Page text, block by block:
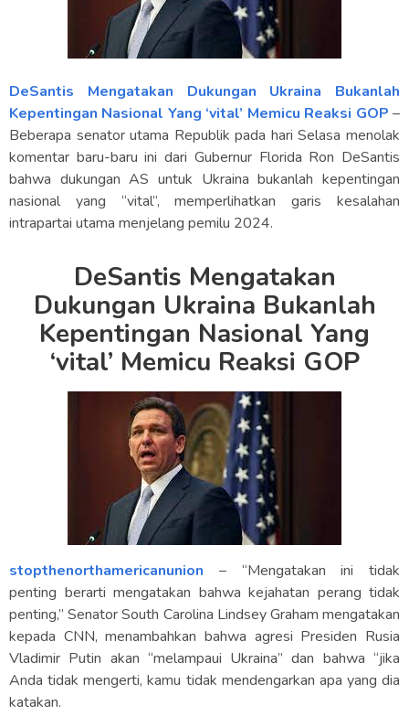
DeSantis Mengatakan Dukungan Ukraina Bukanlah
Kepentingan Nasional Yang ‘vital’ Memicu Reaksi GOP –
Beberapa senator utama Republik pada hari Selasa menolak
komentar baru-baru ini dari Gubernur Florida Ron DeSantis
bahwa dukungan AS untuk Ukraina bukanlah kepentingan
nasional yang “vital”, memperlihatkan garis kesalahan
intrapartai utama menjelang pemilu 2024.
DeSantis Mengatakan
Dukungan Ukraina Bukanlah
Kepentingan Nasional Yang
‘vital’ Memicu Reaksi GOP
stopthenorthamericanunion – “Mengatakan ini tidak
penting berarti mengatakan bahwa kejahatan perang tidak
penting,” Senator South Carolina Lindsey Graham mengatakan
kepada CNN, menambahkan bahwa agresi Presiden Rusia
Vladimir Putin akan “melampaui Ukraina” dan bahwa “jika
Anda tidak mengerti, kamu tidak mendengarkan apa yang dia
katakan.